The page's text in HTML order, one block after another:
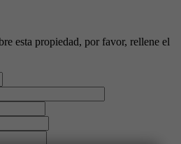
esta propiedad, por favor, rellene el